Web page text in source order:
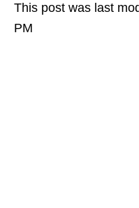
This post was last
PM